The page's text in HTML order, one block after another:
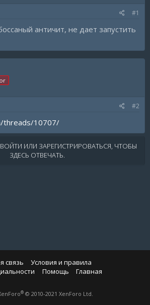
#1
античит, не дает запустить
#2
threads/10707/
ИЛИ ЗАРЕГИСТРИРОВАТЬСЯ, ЧТОБЫ
ЗДЕСЬ ОТВЕЧАТЬ.
связь
Условия и правила
Помощь
Главная
® © 2010-2021 XenForo Ltd.